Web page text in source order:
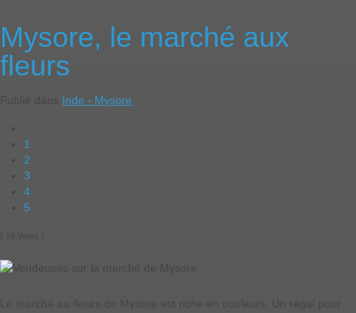
Mysore, le marché aux
fleurs
Inde - Mysore
1
2
3
4
5